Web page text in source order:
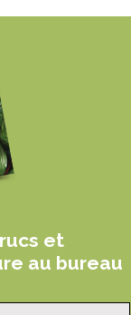
et
au bureau